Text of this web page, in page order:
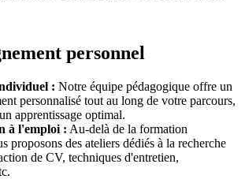
personnel
: Notre équipe pédagogique offre un
personnalisé tout au long de votre parcours,
apprentissage optimal.
à l'emploi : Au-delà de la formation
proposons des ateliers dédiés à la recherche
de CV, techniques d'entretien,